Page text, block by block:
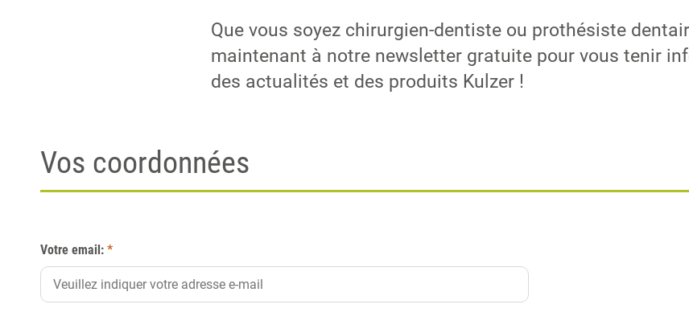
Que vous soyez chirurgien-dentiste ou prothésiste
maintenant à notre newsletter gratuite pour vous tenir
des actualités et des produits Kulzer !
Vos coordonnées
Votre email: *